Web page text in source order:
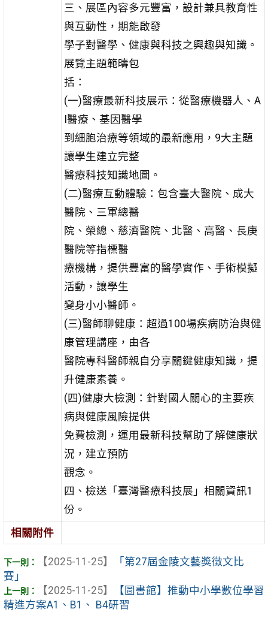
三、展區內容多元豐富，設計兼具教育性
與互動性，期能啟發
學子對醫學、健康與科技之興趣與知識。
展覽主題範疇包
括：
(一)醫療最新科技展示：從醫療機器人、A
I醫療、基因醫學
到細胞治療等領域的最新應用，9大主題
讓學生建立完整
醫療科技知識地圖。
(二)醫療互動體驗：包含臺大醫院、成大
醫院、三軍總醫
院、榮總、慈濟醫院、北醫、高醫、長庚
醫院等指標醫
療機構，提供豐富的醫學實作、手術模擬
活動，讓學生
變身小小醫師。
(三)醫師聊健康：超過100場疾病防治與健
康管理講座，由各
醫院專科醫師親自分享關鍵健康知識，提
升健康素養。
(四)健康大檢測：針對國人關心的主要疾
病與健康風險提供
免費檢測，運用最新科技幫助了解健康狀
況，建立預防
觀念。
四、檢送「臺灣醫療科技展」相關資訊1
份。
相關附件
【2025-11-25】
「第27屆金陵文藝獎徵文比
賽」
【2025-11-25】
【圖書館】推動中小學數位學習
精進方案A1、B1、 B4研習